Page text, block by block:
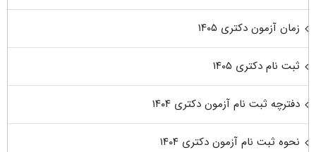
زمان آزمون دکتری ۱۴۰۵
ثبت نام دکتری ۱۴۰۵
دفترچه ثبت نام آزمون دکتری ۱۴۰۴
نحوه ثبت نام آزمون دکتری ۱۴۰۴